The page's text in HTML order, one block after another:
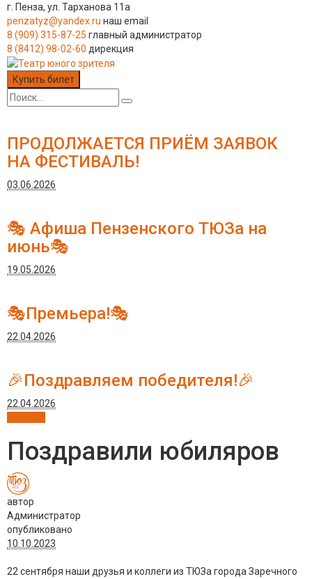
г. Пенза, ул. Тарханова 11а
penzatyz@yandex.ru наш email
8 (909) 315-87-25 главный администратор
8 (8412) 98-02-60 дирекция
Купить билет
ПРОДОЛЖАЕТСЯ ПРИЁМ ЗАЯВОК
НА ФЕСТИВАЛЬ!
03.06.2026
🎭 Афиша Пензенского ТЮЗа на
июнь🎭
19.05.2026
🎭Премьера!🎭
22.04.2026
🎉Поздравляем победителя!🎉
22.04.2026
Поздравили юбиляров
автор
Администратор
опубликовано
10.10.2023
22 сентября наши друзья и коллеги из ТЮЗа города Заречного